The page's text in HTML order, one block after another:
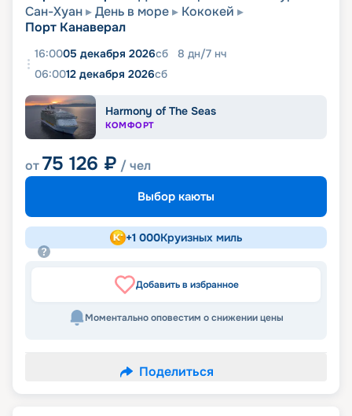
Сан-Хуан
День в море
Кококей
Порт Канаверал
16:0005 декабря 2026сб 8 дн/7 нч
06:0012 декабря 2026сб
Harmony of The Seas
КОМФОРТ
от75 126 ₽ / чел
Выбор каюты
+1 000Круизных миль
Добавить в избранное
Моментально оповестим о снижении цены
Поделиться